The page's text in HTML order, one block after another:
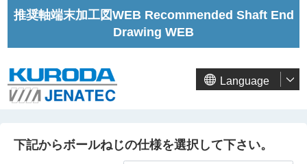
推奨軸端末加工図WEB Recommended Shaft End
Drawing WEB
Language
下記からボールねじの仕様を選択して下さい。